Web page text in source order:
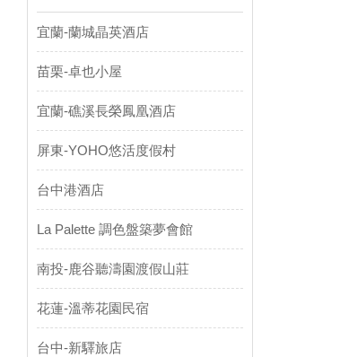
宜蘭-蘭城晶英酒店
苗栗-卓也小屋
宜蘭-礁溪長榮鳳凰酒店
屏東-YOHO悠活度假村
台中港酒店
La Palette 調色盤築夢會館
南投-鹿谷聽濤園渡假山莊
花蓮-溫蒂花園民宿
台中-新驛旅店